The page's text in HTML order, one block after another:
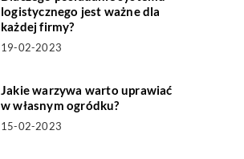
logistycznego jest ważne dla
każdej firmy?
19-02-2023
Jakie warzywa warto uprawiać
w własnym ogródku?
15-02-2023